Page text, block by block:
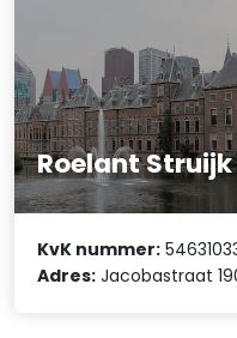
Roelant
KvK nummer:
Adres: Jacobastraat